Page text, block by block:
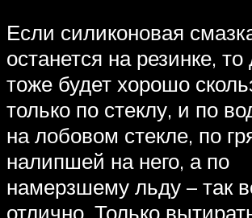
Если силиконовая
останется на резинке,
тоже будет хорошо
только по стеклу, и по
на лобовом стекле, по
налипшей на него, а по
намерзшему льду – так
отлично. Только